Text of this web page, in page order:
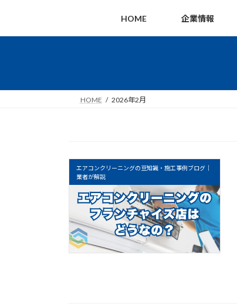
テ
ス
ゲ
ン
HOME 企業情報
HOME 2026年2月
エアコンクリーニングの豆知識・施工事例ブログ｜
業者が解説